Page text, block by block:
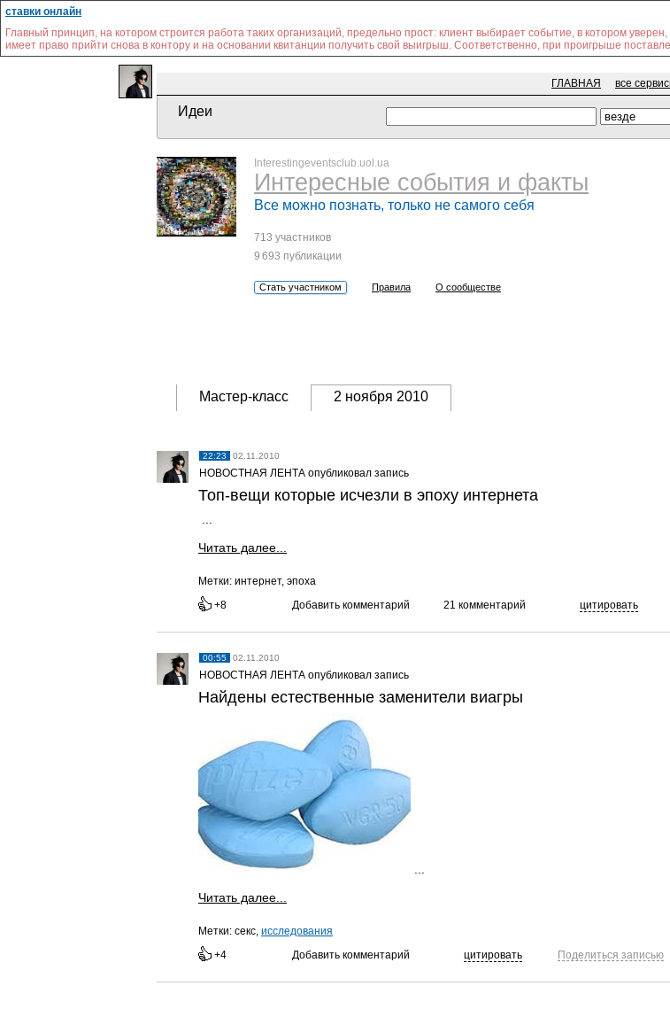
ставки онлайн
Главный принцип, на котором строится работа таких организаций, предельно прост: клиент выбирает событие, в котором уверен,
имеет право прийти снова в контору и на основании квитанции получить свой выигрыш. Соответственно, при проигрыше
ГЛАВНАЯ все
Идеи
Interestingeventsclub.uol.ua
Интересные события и факты
Все можно познать, только не самого себя
713 участников
9 693 публикации
Стать участником Правила О сообществе
Мастер-класс 2 ноября 2010
22:23 02.11.2010
НОВОСТНАЯ ЛЕНТА опубликовал запись
Топ-вещи которые исчезли в эпоху интернета
Читать далее...
Метки: интернет, эпоха
+8
Добавить комментарий 21 комментарий цитировать
00:55 02.11.2010
НОВОСТНАЯ ЛЕНТА опубликовал запись
Найдены естественные заменители виагры
Читать далее...
Метки: секс, исследования
+4
Добавить комментарий цитировать Поделиться записью